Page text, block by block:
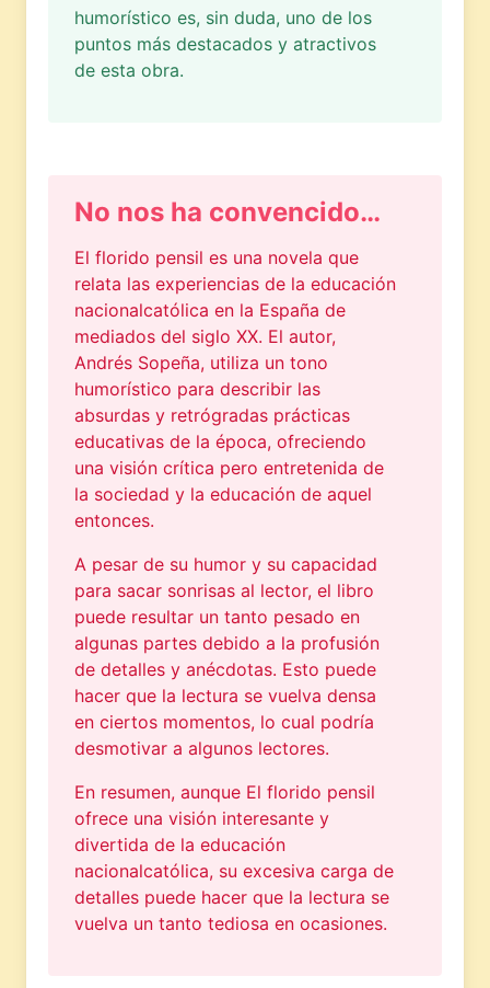
humorístico es, sin duda, uno de los
puntos más destacados y atractivos
de esta obra.
No nos ha convencido…
El florido pensil es una novela que
relata las experiencias de la educación
nacionalcatólica en la España de
mediados del siglo XX. El autor,
Andrés Sopeña, utiliza un tono
humorístico para describir las
absurdas y retrógradas prácticas
educativas de la época, ofreciendo
una visión crítica pero entretenida de
la sociedad y la educación de aquel
entonces.
A pesar de su humor y su capacidad
para sacar sonrisas al lector, el libro
puede resultar un tanto pesado en
algunas partes debido a la profusión
de detalles y anécdotas. Esto puede
hacer que la lectura se vuelva densa
en ciertos momentos, lo cual podría
desmotivar a algunos lectores.
En resumen, aunque El florido pensil
ofrece una visión interesante y
divertida de la educación
nacionalcatólica, su excesiva carga de
detalles puede hacer que la lectura se
vuelva un tanto tediosa en ocasiones.